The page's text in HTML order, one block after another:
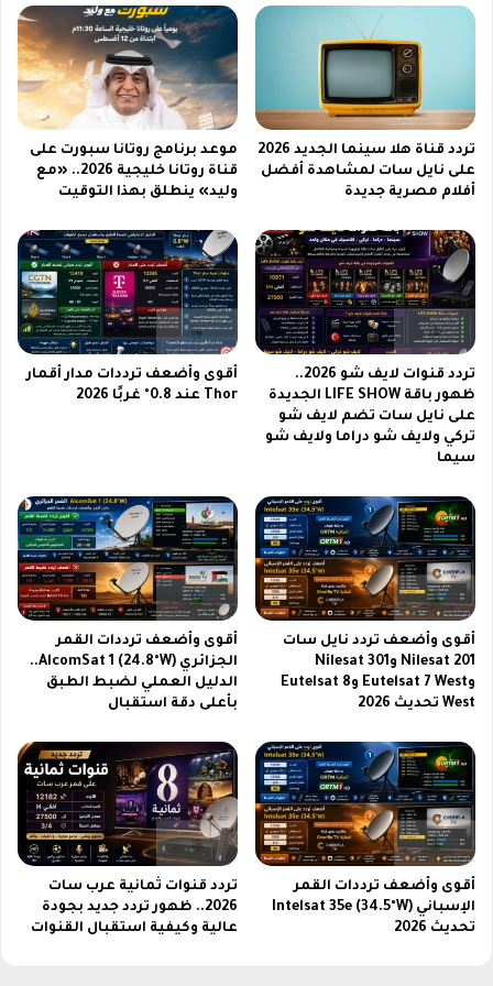
m
ل
س
ا
ت
0
2
6
ب
ث
م
ب
ا
ش
ل
ي
ة
.
.
ي
ف
و
ف
4
0
ب
م
ك
م
ف
ر
ي
م
ب
ج
ي
تردد قناة هلا سينما الجديد 2026
على نايل سات لمشاهدة أفضل
أفلام مصرية جديدة
موعد برنامج روتانا سبورت على
قناة روتانا خليجية 2026.. «مع
وليد» ينطلق بهذا التوقيت
تردد قنوات لايف شو 2026..
ظهور باقة LIFE SHOW الجديدة
على نايل سات تضم لايف شو
تركي ولايف شو دراما ولايف شو
سيما
أقوى وأضعف ترددات مدار أقمار
Thor عند 0.8° غربًا 2026
أقوى وأضعف تردد نايل سات
Nilesat 201 وNilesat 301
وEutelsat 7 West وEutelsat 8
West تحديث 2026
أقوى وأضعف ترددات القمر
الجزائري AlcomSat 1 (24.8°W)..
الدليل العملي لضبط الطبق
بأعلى دقة استقبال
أقوى وأضعف ترددات القمر
الإسباني Intelsat 35e (34.5°W)
تحديث 2026
تردد قنوات ثمانية عرب سات
2026.. ظهور تردد جديد بجودة
عالية وكيفية استقبال القنوات